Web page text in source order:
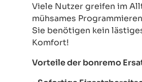
Viele Nutzer greifen im
mühsames
Sie benötigen kein
Komfort!
Vorteile der bonremo